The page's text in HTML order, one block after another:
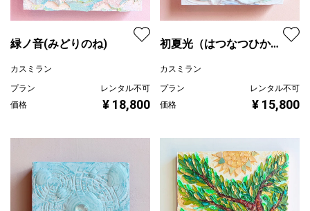
緑ノ音(みどりのね)
カスミラン
プラン
レンタル不可
価格
¥ 18,800
初夏光（はつなつひか
カスミラン
プラン
レンタル不可
価格
¥ 15,800